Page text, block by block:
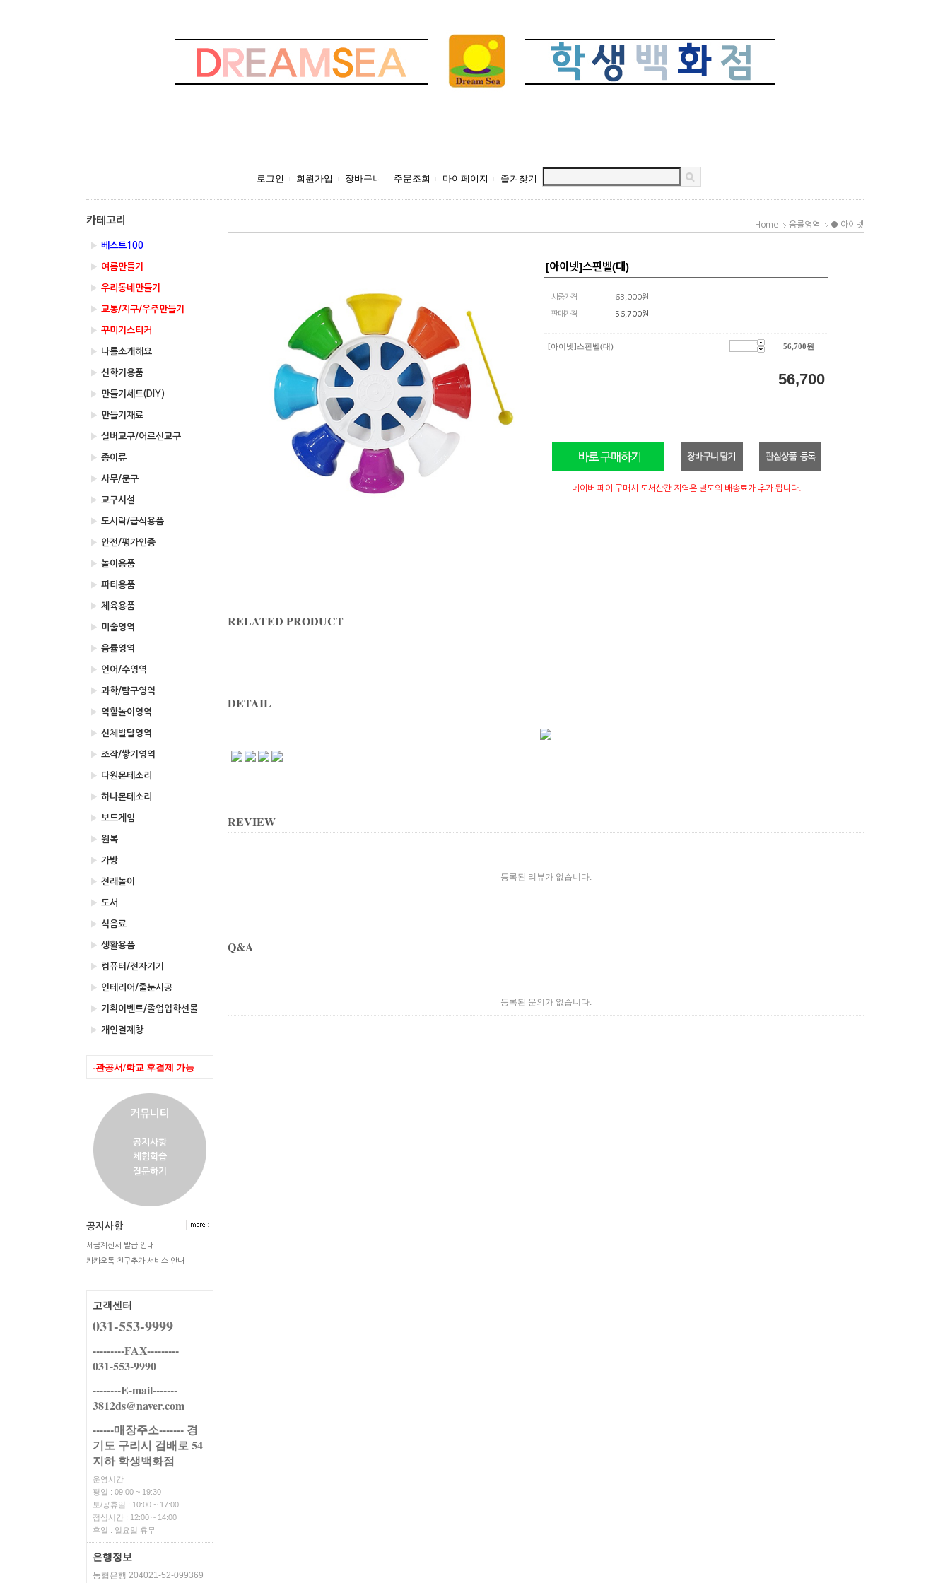
로그인 회원가입 장바구니 주문조회 마이페이지 즐겨찾기
카테고리
▶ 베스트100
▶ 여름만들기
▶ 우리동네만들기
▶ 교통/지구/우주만들기
▶ 꾸미기스티커
▶ 나를소개해요
▶ 신학기용품
▶ 만들기세트(DIY)
▶ 만들기재료
▶ 실버교구/어르신교구
▶ 종이류
▶ 사무/문구
▶ 교구시설
▶ 도시락/급식용품
▶ 안전/평가인증
▶ 놀이용품
▶ 파티용품
▶ 체육용품
▶ 미술영역
▶ 음률영역
▶ 언어/수영역
▶ 과학/탐구영역
▶ 역할놀이영역
▶ 신체발달영역
▶ 조작/쌓기영역
▶ 다원몬테소리
▶ 하나몬테소리
▶ 보드게임
▶ 원복
▶ 가방
▶ 전래놀이
▶ 도서
▶ 식음료
▶ 생활용품
▶ 컴퓨터/전자기기
▶ 인테리어/줄눈시공
▶ 기획이벤트/졸업입학선물
▶ 개인결제창
-관공서/학교 후결제 가능
커뮤니티
공지사항
체험학습
질문하기
공지사항
세금계산서 발급 안내
카카오톡 친구추가 서비스 안내
고객센터
031-553-9999
---------FAX---------
031-553-9990
--------E-mail-------
3812ds@naver.com
------매장주소------- 경
기도 구리시 검배로 54
지하 학생백화점
운영시간
평일 : 09:00 ~ 19:30
토/공휴일 : 10:00 ~ 17:00
점심시간 : 12:00 ~ 14:00
휴일 : 일요일 휴무
은행정보
농협은행 204021-52-099369
Home 음률영역 ● 아이넷
[아이넷]스핀벨(대)
시중가격 63,000원
판매가격 56,700원
[아이넷]스핀벨(대) 56,700원
56,700
네이버 페이 구매시 도서산간 지역은 별도의 배송료가 추가 됩니다.
RELATED PRODUCT
DETAIL
REVIEW
등록된 리뷰가 없습니다.
Q&A
등록된 문의가 없습니다.